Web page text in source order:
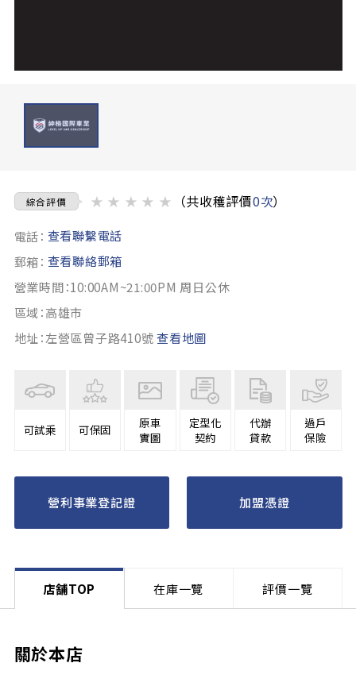
綜合評價 ★ ★ ★ ★ ★ （共收穫評價0次）
電話： 查看聯繫電話
郵箱： 查看聯絡郵箱
營業時間：10:00AM~21:00PM 周日公休
區域：高雄市
地址：左營區曾子路410號查看地圖
可試乘 可保固
原車
實圖
定型化
契約
代辦
貸款
過戶
保險
營利事業登記證 加盟憑證
店舗TOP 在庫一覽 評價一覽
關於本店